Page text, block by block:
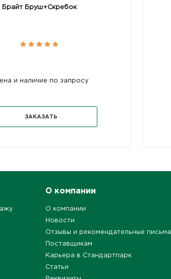
Брайт Бруш+Скребок
и наличие по запросу
ЗАКАЗАТЬ
О компании
О компании
Новости
Отзывы и рекомендательные письма
Поставщикам
Карьера в Стандартпарк
Статьи